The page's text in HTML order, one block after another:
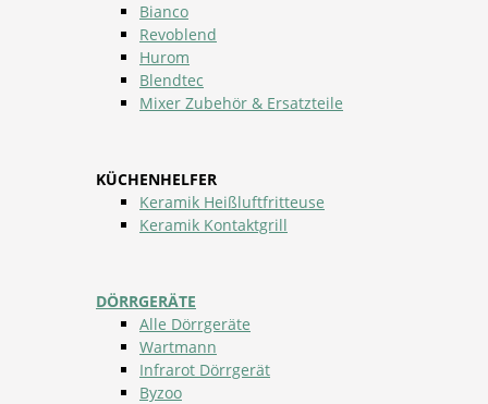
Bianco
Revoblend
Hurom
Blendtec
Mixer Zubehör & Ersatzteile
KÜCHENHELFER
Keramik Heißluftfritteuse
Keramik Kontaktgrill
DÖRRGERÄTE
Alle Dörrgeräte
Wartmann
Infrarot Dörrgerät
Byzoo